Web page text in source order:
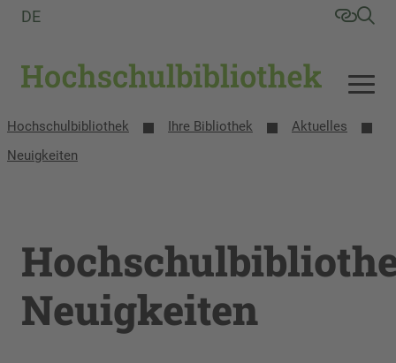
DE
Hochschulbibliothek Ihre Bibliothek
Aktuelles
Neuigkeiten
Neuigkeiten